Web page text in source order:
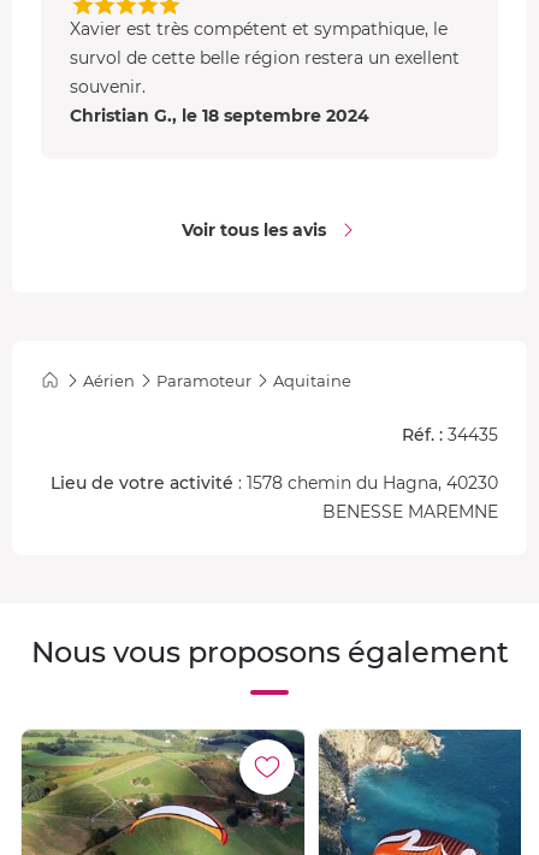
Formule 60 min : Vol Courant d'Huchet
Mettez le cap sur l'
Ursuya
, un sommet emblématique du
Pays Basque
magnifique
sur les sommets du Labourd.
Xavier est très compétent et sympathique, le
survol de cette belle région restera un exellent
souvenir.
Christian G., le 18 septembre 2024
Voir tous les avis
Aérien Paramoteur Aquitaine
Réf. : 34435
Lieu de votre activité : 1578 chemin du Hagna, 40230
BENESSE MAREMNE
Nous vous proposons également